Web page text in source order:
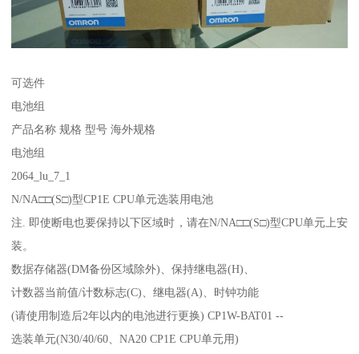
可选件
电池组
产品名称 规格 型号 海外规格
电池组
2064_lu_7_1
N/NA□□(S□)型CP1E CPU单元选装用电池
注. 即使断电也要保持以下区域时，请在N/NA□□(S□)型CPU单元上安
装。
数据存储器(DM备份区域除外)、保持继电器(H)、
计数器当前值/计数标志(C)、继电器(A)、时钟功能
(请使用制造后2年以内的电池进行更换) CP1W-BAT01 --
选装单元(N30/40/60、NA20 CP1E CPU单元用)